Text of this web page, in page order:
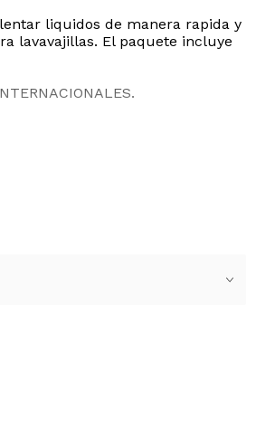
liquidos de manera rapida y
lavavajillas. El paquete incluye